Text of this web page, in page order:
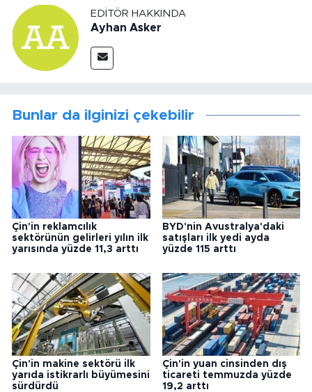
EDITÖR HAKKINDA
Ayhan Asker
Bunlar da ilginizi çekebilir
Çin'in reklamcılık
sektörünün gelirleri yılın ilk
yarısında yüzde 11,3 arttı
BYD'nin Avustralya'daki
satışları ilk yedi ayda
yüzde 115 arttı
Çin'in makine sektörü ilk
yarıda istikrarlı büyümesini
sürdürdü
Çin'in yuan cinsinden dış
ticareti temmuzda yüzde
19,2 arttı